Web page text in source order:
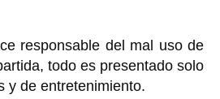
responsable del mal uso de
todo es presentado solo
y de entretenimiento.